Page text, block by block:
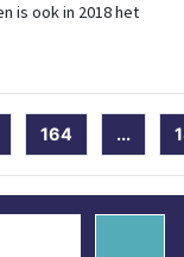
is ook in 2018 het
164 ...